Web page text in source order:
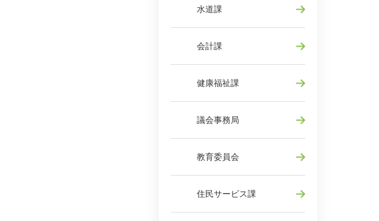
水道課
会計課
健康福祉課
議会事務局
教育委員会
住民サービス課